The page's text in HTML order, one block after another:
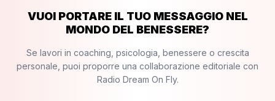
VUOI PORTARE IL TUO MESSAGGIO NEL
MONDO DEL BENESSERE?
Se lavori in coaching, psicologia, benessere o crescita
personale, puoi proporre una collaborazione editoriale con
Radio Dream On Fly.